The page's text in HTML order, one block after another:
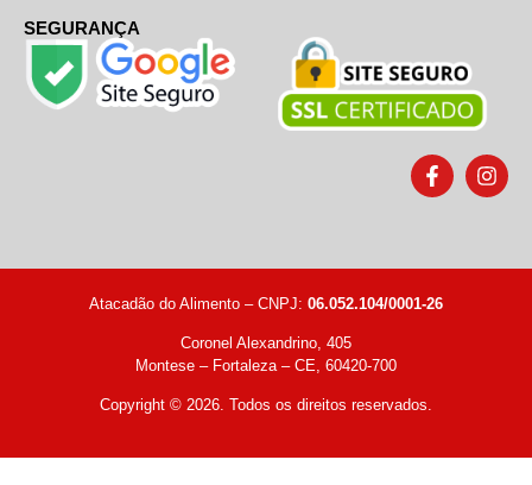
SEGURANÇA
Atacadão do Alimento – CNPJ: 06.052.104/0001-26
Coronel Alexandrino, 405
Montese – Fortaleza – CE, 60420-700
Copyright © 2026. Todos os direitos reservados.